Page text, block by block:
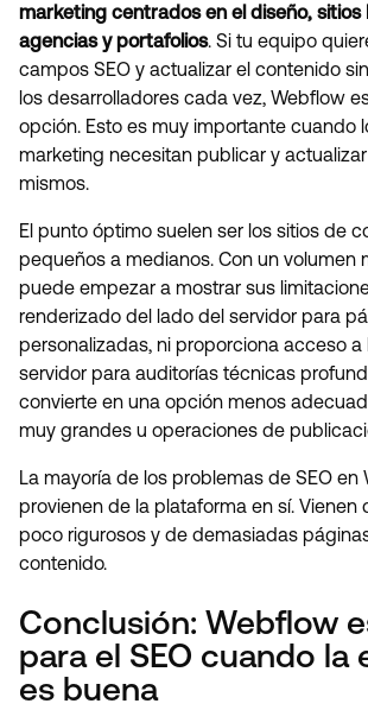
marketing centrados en el diseño, sitios
agencias y portafolios. Si tu equipo
campos SEO y actualizar el contenido
los desarrolladores cada vez, Webflow
opción. Esto es muy importante cuando
marketing necesitan publicar y
mismos.
El punto óptimo suelen ser los sitios de
pequeños a medianos. Con un volumen
puede empezar a mostrar sus
renderizado del lado del servidor para
personalizadas, ni proporciona acceso a
servidor para auditorías técnicas
convierte en una opción menos
muy grandes u operaciones de
La mayoría de los problemas de SEO en
provienen de la plataforma en sí. Vienen
poco rigurosos y de demasiadas
contenido.
Conclusión: Webflow
para el SEO cuando la
es buena